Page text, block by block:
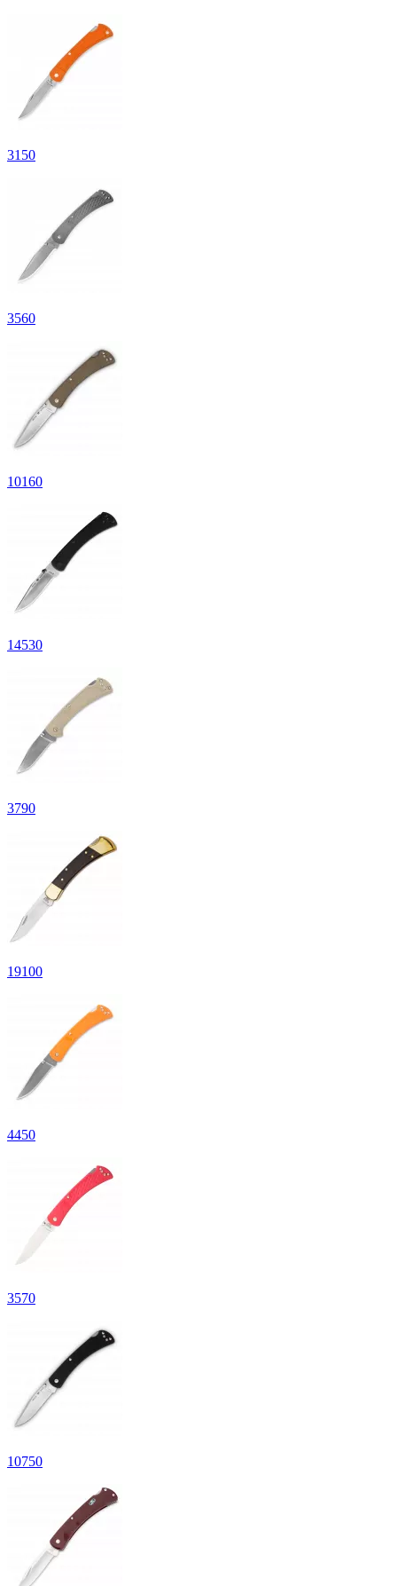
3150
3560
10160
14530
3790
19100
4450
3570
10750